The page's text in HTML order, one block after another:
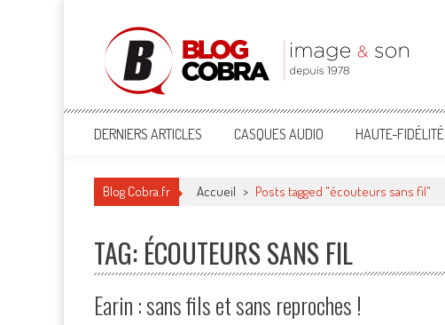
Blog Cobra
Toute l'actu Image & Son !
DERNIERS ARTICLES CASQUES AUDIO HAUTE-FIDÉLITÉ
Blog Cobra.fr Accueil > Posts tagged "écouteurs sans fil"
TAG: ÉCOUTEURS SANS FIL
Earin : sans fils et sans reproches !